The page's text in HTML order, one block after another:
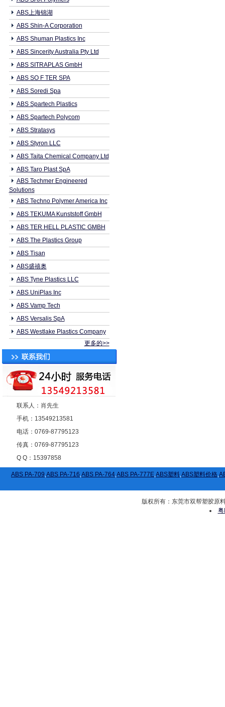
ABS上海锦湖
ABS Shin-A Corporation
ABS Shuman Plastics Inc
ABS Sincerity Australia Pty Ltd
ABS SITRAPLAS GmbH
ABS SO F TER SPA
ABS Soredi Spa
ABS Spartech Plastics
ABS Spartech Polycom
ABS Stratasys
ABS Styron LLC
ABS Taita Chemical Company Ltd
ABS Taro Plast SpA
ABS Techmer Engineered
Solutions
ABS Techno Polymer America Inc
ABS TEKUMA Kunststoff GmbH
ABS TER HELL PLASTIC GMBH
ABS The Plastics Group
ABS Tisan
ABS盛禧奥
ABS Tyne Plastics LLC
ABS UniPlas Inc
ABS Vamp Tech
ABS Versalis SpA
ABS Westlake Plastics Company
更多的>>
联系人：肖先生
手机：13549213581
电话：0769-87795123
传真：0769-87795123
Q Q：15397858
ABS PA-709,ABS PA-716,ABS PA-764,ABS PA-777E,ABS塑料,ABS塑料价格,
版权所有：东莞市双帮塑胶原